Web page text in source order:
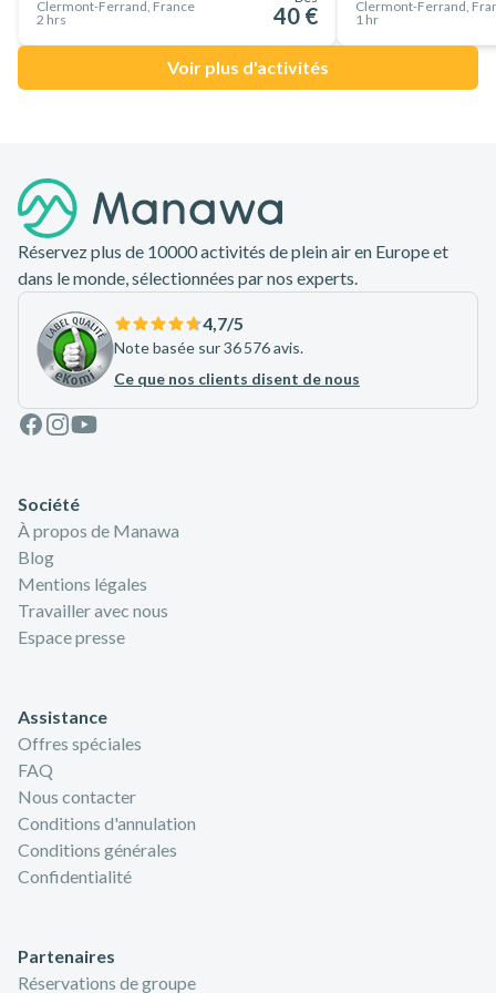
un groupe limité à 8 participants, vous profitez d'un
encadrement personnalisé et de conseils techniques précis
sur l'utilisation du matériel de marques reconnues comme
Auvergne, où chaque rappel vous rapproche un peu plus de la
maîtrise d'un véritable explorateur de canyons.
Clermont-Ferrand, France
2 hrs
40 €
Clermont-Ferrand,
1 hr
Voir plus d'activités
Réservez plus de 10000 activités de plein air en Europe et
dans le monde, sélectionnées par nos experts.
4,7/5
Note basée sur 36 576 avis.
Ce que nos clients disent de nous
Facebook
Instagram
Youtube
Société
À propos de Manawa
Blog
Mentions légales
Travailler avec nous
Espace presse
Assistance
Offres spéciales
FAQ
Nous contacter
Conditions d'annulation
Conditions générales
Confidentialité
Partenaires
Réservations de groupe